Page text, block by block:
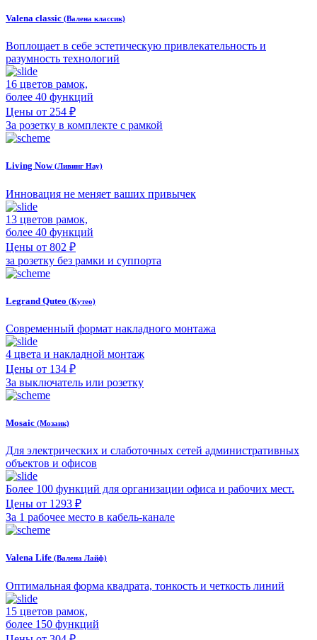
Valena classic (Валена классик)
Воплощает в себе эстетическую привлекательность и
разумность технологий
16 цветов рамок,
более 40 функций
Цены от 254 ₽
За розетку в комплекте с рамкой
Living Now(Ливинг Нау)
Инновация не меняет ваших привычек
13 цветов рамок,
более 40 функций
Цены от 802 ₽
за розетку без рамки и суппорта
Legrand Quteo (Кутео)
Современный формат накладного монтажа
4 цвета и накладной монтаж
Цены от 134 ₽
За выключатель или розетку
Mosaic (Мозаик)
Для электрических и слаботочных сетей административных
объектов и офисов
Более 100 функций для организации офиса и рабочих мест.
Цены от 1293 ₽
За 1 рабочее место в кабель-канале
Valena Life (Валена Лайф)
Оптимальная форма квадрата, тонкость и четкость линий
15 цветов рамок,
более 150 функций